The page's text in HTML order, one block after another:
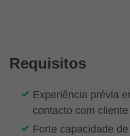
Requisitos
Experiência prévia
contacto com cliente
Forte capacidade